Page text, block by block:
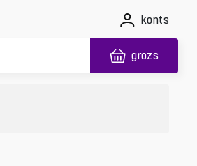
konts
grozs